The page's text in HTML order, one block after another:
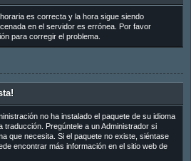
es correcta y la hora sigue siendo
en el servidor es errónea. Por favor
para corregir el problema.
no ha instalado el paquete de su idioma
traducción. Pregúntele a un Administrador si
que necesita. Si el paquete no existe, siéntase
encontrar más información en el sitio web de